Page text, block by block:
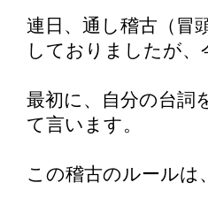
連日、通し稽古（冒
しておりましたが
最初に、自分の台詞
て言います。
この稽古のルールは、